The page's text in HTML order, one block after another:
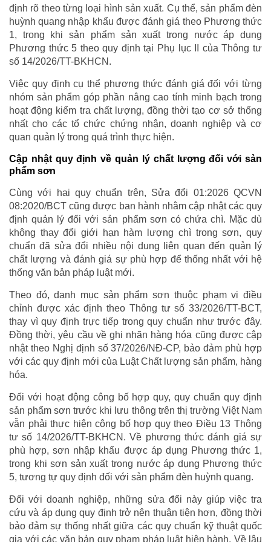
định rõ theo từng loại hình sản xuất. Cụ thể, sản phẩm đèn
huỳnh quang nhập khẩu được đánh giá theo Phương thức
1, trong khi sản phẩm sản xuất trong nước áp dụng
Phương thức 5 theo quy định tại Phụ lục II của Thông tư
số 14/2026/TT-BKHCN.
Việc quy định cụ thể phương thức đánh giá đối với từng
nhóm sản phẩm góp phần nâng cao tính minh bạch trong
hoạt động kiểm tra chất lượng, đồng thời tạo cơ sở thống
nhất cho các tổ chức chứng nhận, doanh nghiệp và cơ
quan quản lý trong quá trình thực hiện.
Cập nhật quy định về quản lý chất lượng đối với sản
phẩm sơn
Cùng với hai quy chuẩn trên, Sửa đổi 01:2026 QCVN
08:2020/BCT cũng được ban hành nhằm cập nhật các quy
định quản lý đối với sản phẩm sơn có chứa chì. Mặc dù
không thay đổi giới hạn hàm lượng chì trong sơn, quy
chuẩn đã sửa đổi nhiều nội dung liên quan đến quản lý
chất lượng và đánh giá sự phù hợp để thống nhất với hệ
thống văn bản pháp luật mới.
Theo đó, danh mục sản phẩm sơn thuộc phạm vi điều
chỉnh được xác định theo Thông tư số 33/2026/TT-BCT,
thay vì quy định trực tiếp trong quy chuẩn như trước đây.
Đồng thời, yêu cầu về ghi nhãn hàng hóa cũng được cập
nhật theo Nghị định số 37/2026/NĐ-CP, bảo đảm phù hợp
với các quy định mới của Luật Chất lượng sản phẩm, hàng
hóa.
Đối với hoạt động công bố hợp quy, quy chuẩn quy định
sản phẩm sơn trước khi lưu thông trên thị trường Việt Nam
vẫn phải thực hiện công bố hợp quy theo Điều 13 Thông
tư số 14/2026/TT-BKHCN. Về phương thức đánh giá sự
phù hợp, sơn nhập khẩu được áp dụng Phương thức 1,
trong khi sơn sản xuất trong nước áp dụng Phương thức
5, tương tự quy định đối với sản phẩm đèn huỳnh quang.
Đối với doanh nghiệp, những sửa đổi này giúp việc tra
cứu và áp dụng quy định trở nên thuận tiện hơn, đồng thời
bảo đảm sự thống nhất giữa các quy chuẩn kỹ thuật quốc
gia với các văn bản quy phạm pháp luật hiện hành. Về lâu